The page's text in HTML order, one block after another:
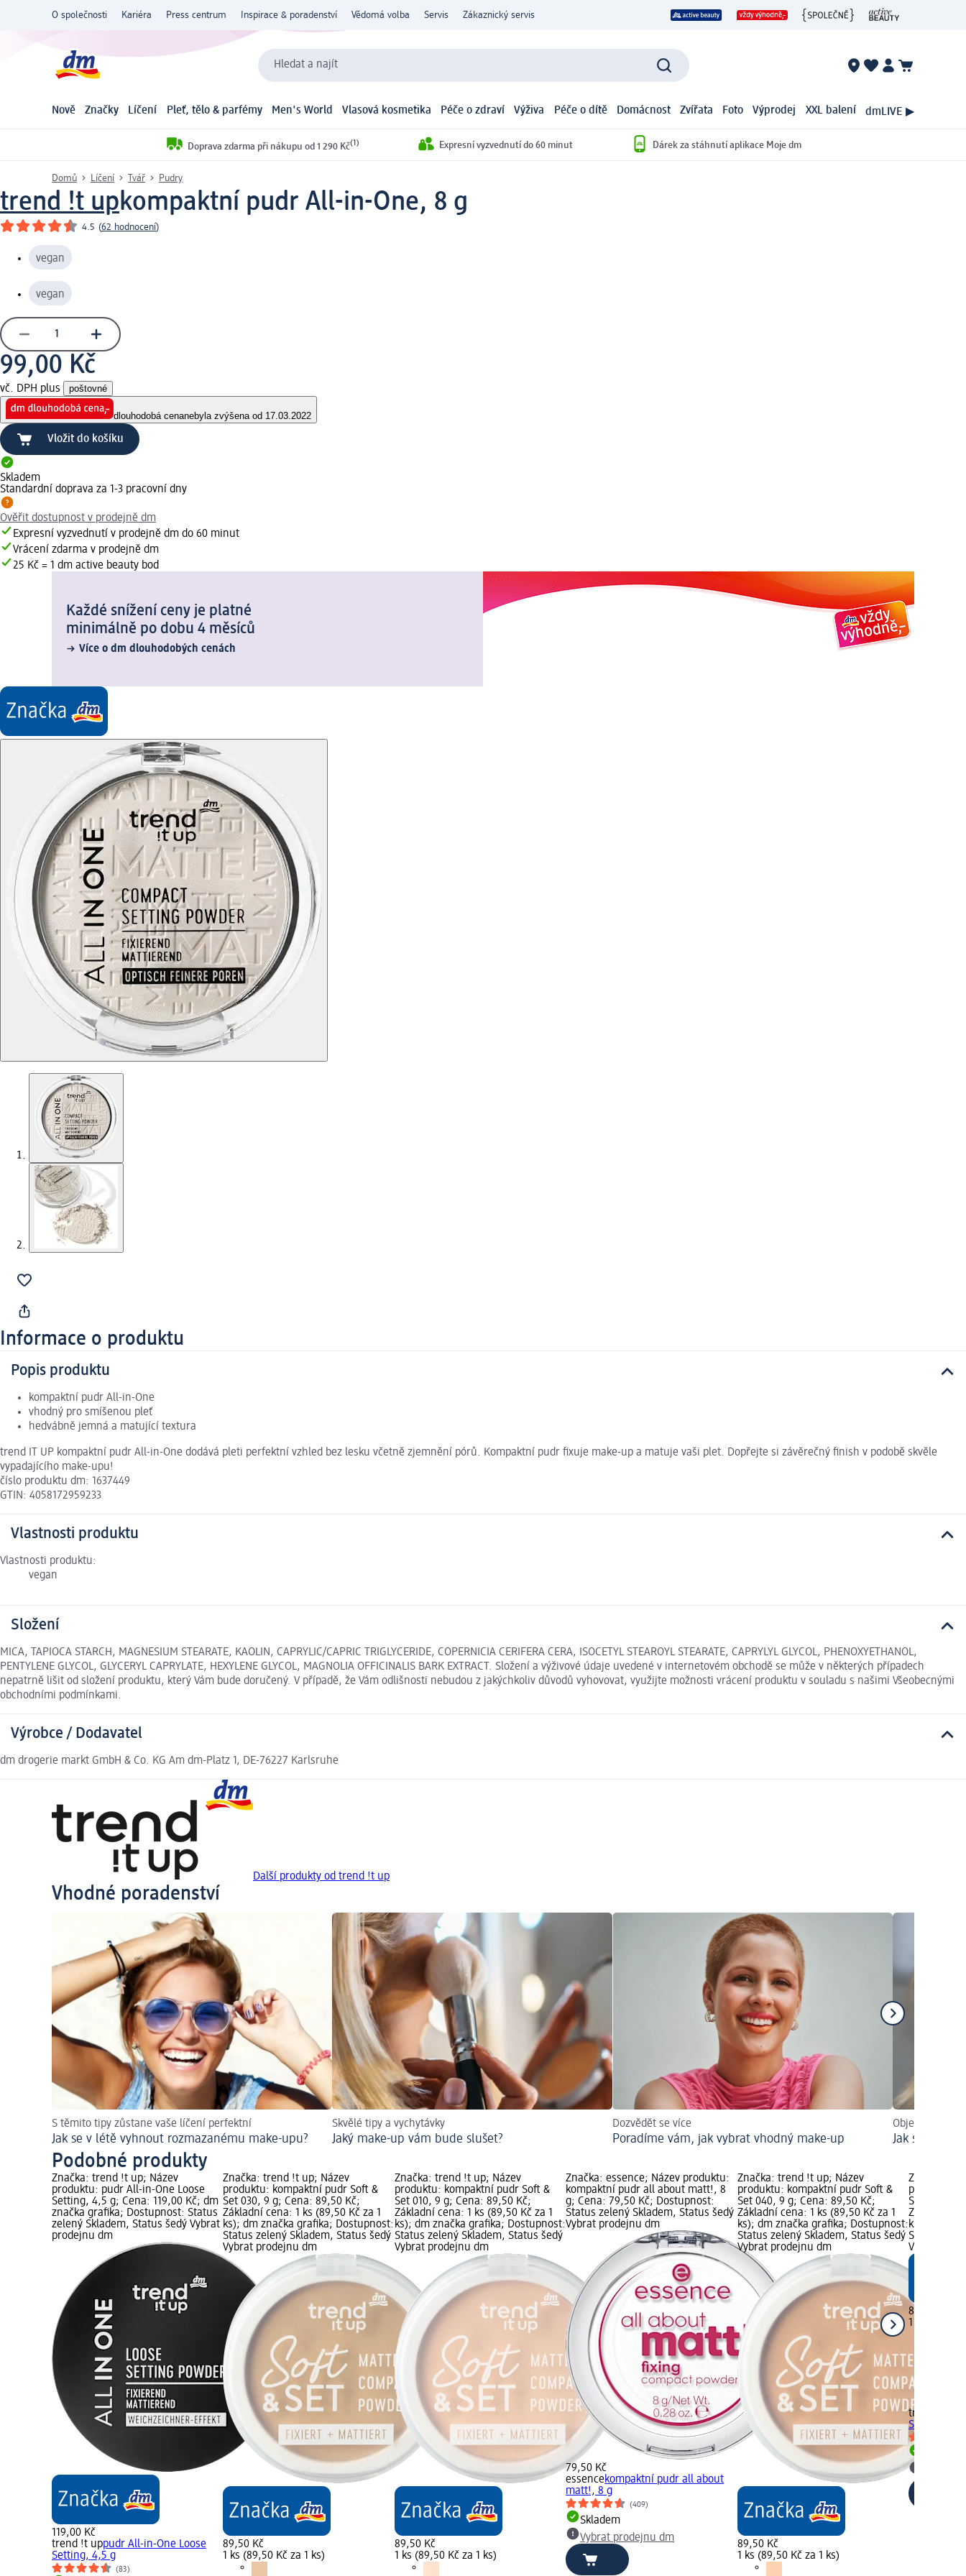
O společnosti Kariéra Press centrum Inspirace & poradenství Vědomá volba Servis Zákaznický servis
Hledat a najít
Nově Značky Líčení Pleť, tělo & parfémy Men's World Vlasová kosmetika Péče o zdraví Výživa Péče o dítě Domácnost Zvířata Foto Výprodej XXL balení dmLIVE ▶
Doprava zdarma při nákupu od 1 290 Kč(1) Expresní vyzvednutí do 60 minut Dárek za stáhnutí aplikace Moje dm
Domů Líčení Tvář Pudry
trend !t upkompaktní pudr All-in-One, 8 g
4.5 (62 hodnocení)
vegan
vegan
99,00 Kč
vč. DPH plus poštovné
dlouhodobá cenanebyla zvýšena od 17.03.2022
Vložit do košíku
Skladem
Standardní doprava za 1-3 pracovní dny
Ověřit dostupnost v prodejně dm
Expresní vyzvednutí v prodejně dm do 60 minut
Vrácení zdarma v prodejně dm
25 Kč = 1 dm active beauty bod
Každé snížení ceny je platné
minimálně po dobu 4 měsíců
Více o dm dlouhodobých cenách
Informace o produktu
Popis produktu
kompaktní pudr All-in-One
vhodný pro smíšenou pleť
hedvábně jemná a matující textura
trend IT UP kompaktní pudr All-in-One dodává pleti perfektní vzhled bez lesku včetně zjemnění pórů. Kompaktní pudr fixuje make-up a matuje vaši plet. Dopřejte si závěrečný finish v podobě skvěle
vypadajícího make-upu!
číslo produktu dm: 1637449
GTIN: 4058172959233
Vlastnosti produktu
Vlastnosti produktu:
vegan
Složení
MICA, TAPIOCA STARCH, MAGNESIUM STEARATE, KAOLIN, CAPRYLIC/CAPRIC TRIGLYCERIDE, COPERNICIA CERIFERA CERA, ISOCETYL STEAROYL STEARATE, CAPRYLYL GLYCOL, PHENOXYETHANOL,
PENTYLENE GLYCOL, GLYCERYL CAPRYLATE, HEXYLENE GLYCOL, MAGNOLIA OFFICINALIS BARK EXTRACT. Složení a výživové údaje uvedené v internetovém obchodě se může v některých případech
nepatrně lišit od složení produktu, který Vám bude doručený. V případě, že Vám odlišnosti nebudou z jakýchkoliv důvodů vyhovovat, využijte možnosti vrácení produktu v souladu s našimi Všeobecnými
obchodními podmínkami.
Výrobce / Dodavatel
dm drogerie markt GmbH & Co. KG Am dm-Platz 1, DE-76227 Karlsruhe
Další produkty od trend !t up
Vhodné poradenství
S těmito tipy zůstane vaše líčení perfektní
Jak se v létě vyhnout rozmazanému make-upu?
Skvělé tipy a vychytávky
Jaký make-up vám bude slušet?
Dozvědět se více
Poradíme vám, jak vybrat vhodný make-up
Objevit trendy
Jak si nalíčit
Podobné produkty
Značka: trend !t up; Název
produktu: pudr All-in-One Loose
Setting, 4,5 g; Cena: 119,00 Kč; dm
značka grafika; Dostupnost: Status
zelený Skladem, Status šedý Vybrat
prodejnu dm
119,00 Kč
trend !t uppudr All-in-One Loose
Setting, 4,5 g
(83)
Značka: trend !t up; Název
produktu: kompaktní pudr Soft &
Set 030, 9 g; Cena: 89,50 Kč;
Základní cena: 1 ks (89,50 Kč za 1
ks); dm značka grafika; Dostupnost:
Status zelený Skladem, Status šedý
Vybrat prodejnu dm
89,50 Kč
1 ks (89,50 Kč za 1 ks)
Značka: trend !t up; Název
produktu: kompaktní pudr Soft &
Set 010, 9 g; Cena: 89,50 Kč;
Základní cena: 1 ks (89,50 Kč za 1
ks); dm značka grafika; Dostupnost:
Status zelený Skladem, Status šedý
Vybrat prodejnu dm
89,50 Kč
1 ks (89,50 Kč za 1 ks)
Značka: essence; Název produktu:
kompaktní pudr all about matt!, 8
g; Cena: 79,50 Kč; Dostupnost:
Status zelený Skladem, Status šedý
Vybrat prodejnu dm
79,50 Kč
essencekompaktní pudr all about
matt!, 8 g
(409)
Skladem
Vybrat prodejnu dm
Značka: trend !t up; Název
produktu: kompaktní pudr Soft &
Set 040, 9 g; Cena: 89,50 Kč;
Základní cena: 1 ks (89,50 Kč za 1
ks); dm značka grafika; Dostupnost:
Status zelený Skladem, Status šedý
Vybrat prodejnu dm
89,50 Kč
1 ks (89,50 Kč za 1 ks)
Značka:
produktu:
Set 050, 9
Základní
ks); dm
Status
Vybrat
89,50 Kč
1 ks (89,50
trend !t up
Set 050, 9 g